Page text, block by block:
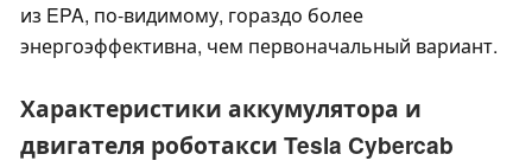
из EPA, по-видимому, гораздо более
энергоэффективна, чем первоначальный вариант.
Характеристики аккумулятора и
двигателя роботакси Tesla Cybercab